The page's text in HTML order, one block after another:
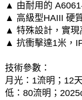
▲ 由耐用的
▲ 高級型HAIII 硬
▲ 特殊設計，實現
▲ 抗衝擊達1米，
技術參數：
月光：1流明；12天
低：80流明；